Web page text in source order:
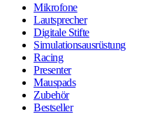
Mikrofone
Lautsprecher
Digitale Stifte
Simulationsausrüstung
Racing
Presenter
Mauspads
Zubehör
Bestseller